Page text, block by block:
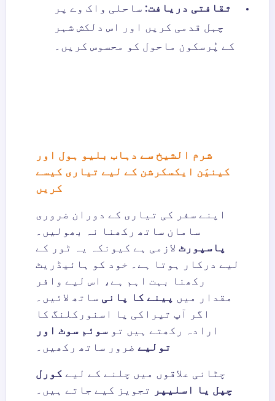
ثقافتی دریافت: ساحلی واک وے پر
چہل قدمی کریں اور اس دلکش شہر
کے پُرسکون ماحول کو محسوس کریں۔
شرم الشیخ سے دہاب بلیو ہول اور
کینیَن ایکسکرشن کے لیے تیاری کیسے
کریں
اپنے سفر کی تیاری کے دوران ضروری
سامان ساتھ رکھنا نہ بھولیں۔
پاسپورٹ لازمی ہے کیونکہ یہ ٹور کے
لیے درکار ہوتا ہے۔ خود کو ہائیڈریٹ
رکھنا بہت اہم ہے، اس لیے وافر
مقدار میں پینے کا پانی ساتھ لائیں۔
اگر آپ تیراکی یا اسنورکلنگ کا
ارادہ رکھتے ہیں تو سوئم سوٹ اور
تولیے ضرور ساتھ رکھیں۔
چٹانی علاقوں میں چلنے کے لیے کورل
چپل یا اسلیپر
تجویز کیے جاتے ہیں۔